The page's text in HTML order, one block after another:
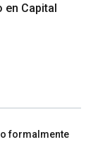
en Capital
formalmente